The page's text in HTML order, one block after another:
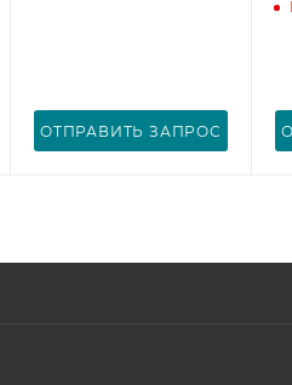
ОТПРАВИТЬ ЗАПРОС